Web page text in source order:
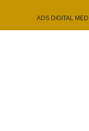
ADS DIGITAL